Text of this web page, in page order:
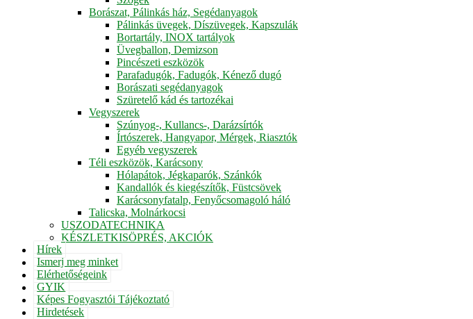
Borászat, Pálinkás ház, Segédanyagok
Pálinkás üvegek, Díszüvegek, Kapszulák
Bortartály, INOX tartályok
Üvegballon, Demizson
Pincészeti eszközök
Parafadugók, Fadugók, Kénező dugó
Borászati segédanyagok
Szüretelő kád és tartozékai
Vegyszerek
Szúnyog-, Kullancs-, Darázsírtók
Írtószerek, Hangyapor, Mérgek, Riasztók
Egyéb vegyszerek
Téli eszközök, Karácsony
Hólapátok, Jégkaparók, Szánkók
Kandallók és kiegészítők, Füstcsövek
Karácsonyfatalp, Fenyőcsomagoló háló
Talicska, Molnárkocsi
USZODATECHNIKA
KÉSZLETKISÖPRÉS, AKCIÓK
Hírek
Ismerj meg minket
Elérhetőségeink
GYIK
Képes Fogyasztói Tájékoztató
Hirdetések